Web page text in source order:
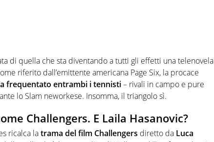
di quella che sta diventando a tutti gli effetti una telenovela
riferito dall’emittente americana Page Six, la procace
frequentato entrambi i tennisti– rivali in campo e pure
lo Slam neworkese. Insomma, il triangolo sì.
Challengers. E Laila Hasanovic?
ricalca latrama del film Challengers diretto da Luca